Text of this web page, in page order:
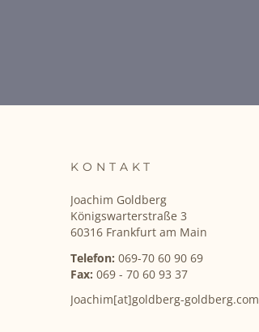
KONTAKT
Joachim Goldberg
Königswarterstraße 3
60316 Frankfurt am Main
Telefon: 069-70 60 90 69
Fax: 069 - 70 60 93 37
Joachim[at]goldberg-goldberg.com